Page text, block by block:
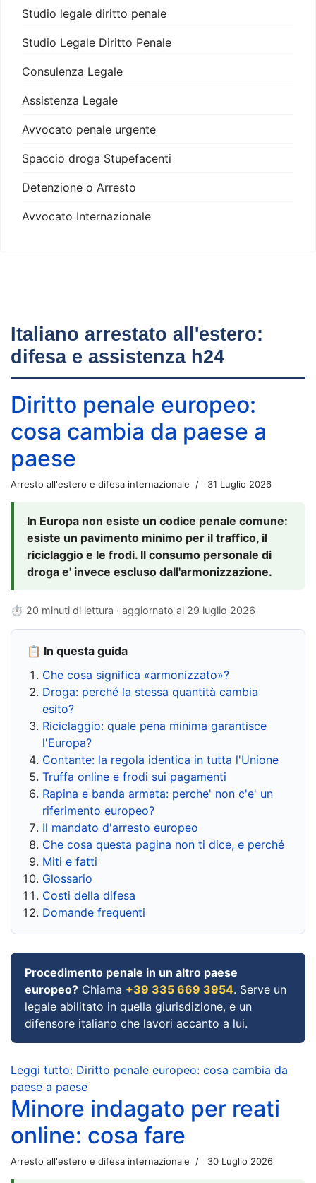
Studio legale diritto penale
Studio Legale Diritto Penale
Consulenza Legale
Assistenza Legale
Avvocato penale urgente
Spaccio droga Stupefacenti
Detenzione o Arresto
Avvocato Internazionale
Italiano arrestato all'estero:
difesa e assistenza h24
Diritto penale europeo:
cosa cambia da paese a
paese
Arresto all'estero e difesa internazionale 31 Luglio 2026
In Europa non esiste un codice penale comune:
esiste un pavimento minimo per il traffico, il
riciclaggio e le frodi. Il consumo personale di
droga e' invece escluso dall'armonizzazione.
⏱ 20 minuti di lettura · aggiornato al 29 luglio 2026
📋 In questa guida
Che cosa significa «armonizzato»?
Droga: perché la stessa quantità cambia
esito?
Riciclaggio: quale pena minima garantisce
l'Europa?
Contante: la regola identica in tutta l'Unione
Truffa online e frodi sui pagamenti
Rapina e banda armata: perche' non c'e' un
riferimento europeo?
Il mandato d'arresto europeo
Che cosa questa pagina non ti dice, e perché
Miti e fatti
Glossario
Costi della difesa
Domande frequenti
Procedimento penale in un altro paese
europeo? Chiama +39 335 669 3954. Serve un
legale abilitato in quella giurisdizione, e un
difensore italiano che lavori accanto a lui.
Leggi tutto: Diritto penale europeo: cosa cambia da
paese a paese
Minore indagato per reati
online: cosa fare
Arresto all'estero e difesa internazionale 30 Luglio 2026